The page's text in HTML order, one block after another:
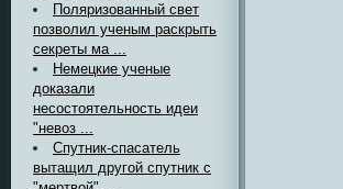
Поляризованный свет
позволил ученым раскрыть
секреты ма ...
Немецкие ученые
доказали
несостоятельность идеи
"невоз ...
Спутник-спасатель
вытащил другой спутник с